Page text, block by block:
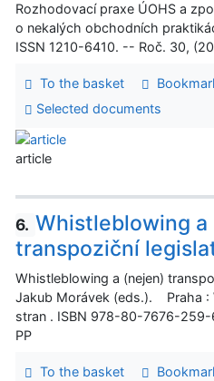
Rozhodovací praxe ÚOHS a
o nekalých obchodních
ISSN 1210-6410. -- Roč. 30,
To the basket
Selected documents
article
6. Whistleblowing a
transpoziční
Whistleblowing a (nejen)
Jakub Morávek (eds.). Praha :
stran . ISBN 978-80-7676-
PP
To the basket